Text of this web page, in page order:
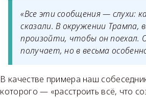
«Все эти сообщения — слухи:
сказали. В окружении
произойти, чтобы он поехал.
получает, но в весьма
В качестве примера наш
которого — «расстроить всё, что